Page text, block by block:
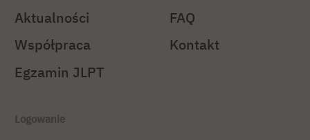
Aktualności
Współpraca
Egzamin JLPT
FAQ
Kontakt
Logowanie